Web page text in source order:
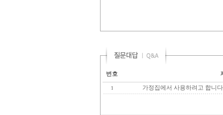
번호
1 가정집에서 사용하려고 합니